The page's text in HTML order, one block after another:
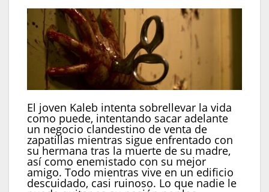
El joven Kaleb intenta sobrellevar la vida
como puede, intentando sacar adelante
un negocio clandestino de venta de
zapatillas mientras sigue enfrentado con
su hermana tras la muerte de su madre,
así como enemistado con su mejor
amigo. Todo mientras vive en un edificio
descuidado, casi ruinoso. Lo que nadie le